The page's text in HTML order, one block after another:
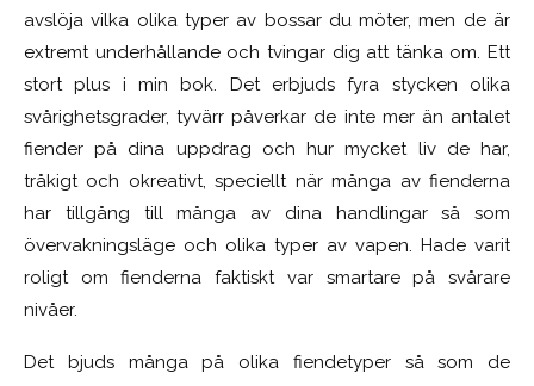
avslöja vilka olika typer av bossar du möter, men de är
extremt underhållande och tvingar dig att tänka om. Ett
stort plus i min bok. Det erbjuds fyra stycken olika
svårighetsgrader, tyvärr påverkar de inte mer än antalet
fiender på dina uppdrag och hur mycket liv de har,
tråkigt och okreativt, speciellt när många av fienderna
har tillgång till många av dina handlingar så som
övervakningsläge och olika typer av vapen. Hade varit
roligt om fienderna faktiskt var smartare på svårare
nivåer.
Det bjuds många på olika fiendetyper så som de